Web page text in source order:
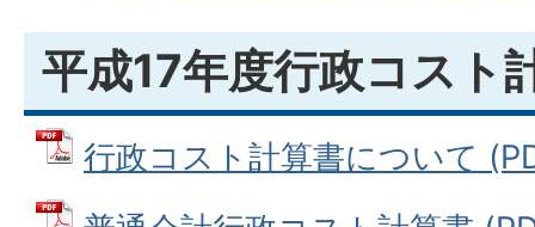
平成17年度行政コスト
行政コスト計算書について